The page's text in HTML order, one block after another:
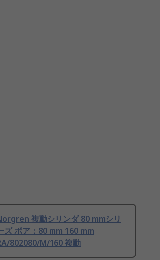
複動シリンダ 80 mmシリ
ズ ボア：80 mm 160 mm
802080/M/160 複動